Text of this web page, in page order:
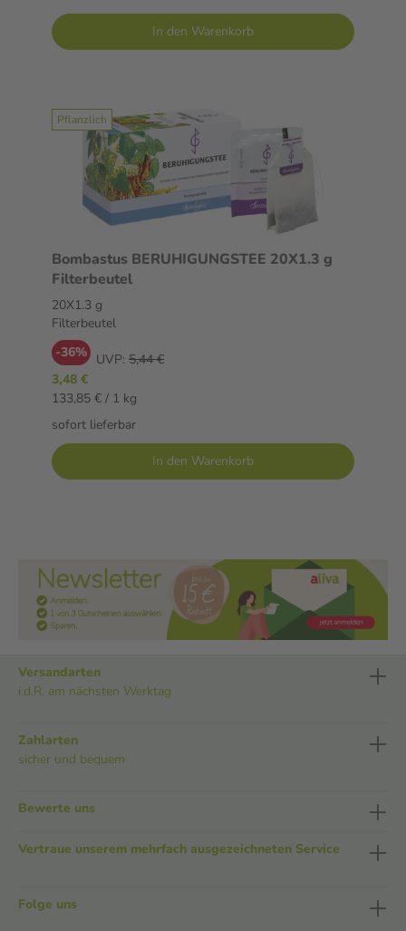
In den Warenkorb
Pflanzlich
Bombastus BERUHIGUNGSTEE 20X1.3 g
Filterbeutel
20X1.3 g
Filterbeutel
-36% UVP: 5,44 €
3,48 €
133,85 € / 1 kg
sofort lieferbar
In den Warenkorb
Versandarten
i.d.R. am nächsten Werktag
Zahlarten
sicher und bequem
Bewerte uns
Vertraue unserem mehrfach ausgezeichneten Service
Folge uns